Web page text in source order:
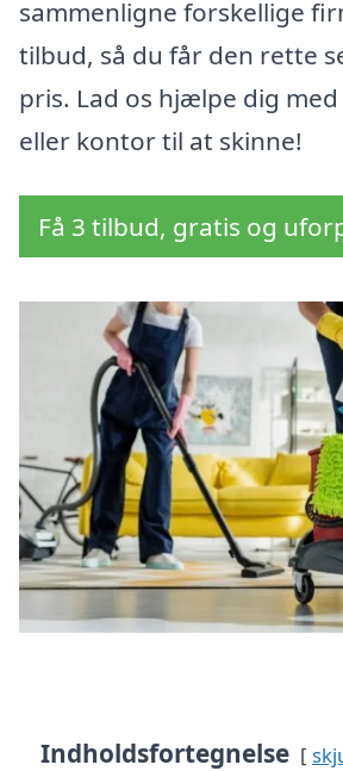
sammenligne forskellige
tilbud, så du får den rette
pris. Lad os hjælpe dig
eller kontor til at skinne!
Få 3 tilbud, gratis og
Indholdsfortegnelse